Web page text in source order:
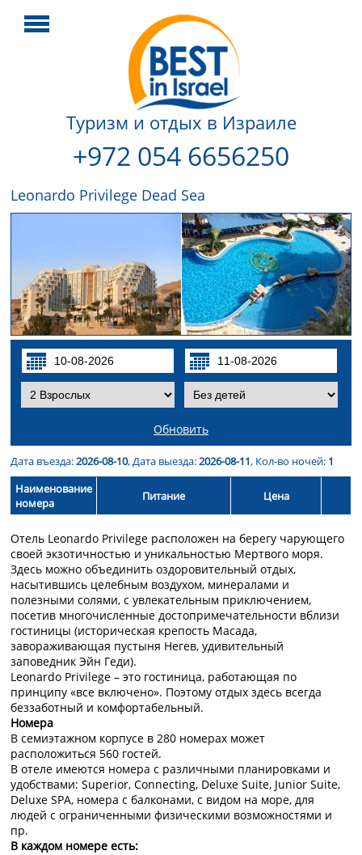
Туризм и отдых в Израиле
+972 054 6656250
Leonardo Privilege Dead Sea
Обновить
Дата въезда:2026-08-10, Дата выезда:2026-08-11, Кол-во ночей: 1
Наименование
номера
Питание Цена
Отель Leonardo Privilege расположен на берегу чарующего
своей экзотичностью и уникальностью Мертвого моря.
Здесь можно объединить оздоровительный отдых,
насытившись целебным воздухом, минералами и
полезными солями, с увлекательным приключением,
посетив многочисленные достопримечательности вблизи
гостиницы (историческая крепость Масада,
завораживающая пустыня Негев, удивительный
заповедник Эйн Геди).
Leonardo Privilege – это гостиница, работающая по
принципу «все включено». Поэтому отдых здесь всегда
беззаботный и комфортабельный.
Номера
В семиэтажном корпусе в 280 номерах может
расположиться 560 гостей.
В отеле имеются номера с различными планировками и
удобствами: Superior, Connecting, Deluxe Suite, Junior Suite,
Deluxe SPA, номера с балконами, с видом на море, для
людей с ограниченными физическими возможностями и
пр.
В каждом номере есть: